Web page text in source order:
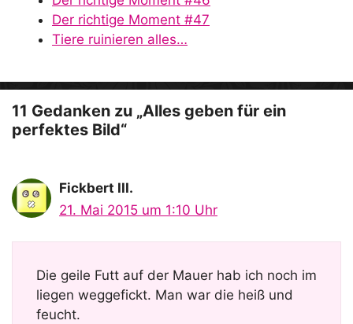
Der richtige Moment #47
Tiere ruinieren alles…
11 Gedanken zu „Alles geben für ein
perfektes Bild“
Fickbert III.
21. Mai 2015 um 1:10 Uhr
Die geile Futt auf der Mauer hab ich noch im
liegen weggefickt. Man war die heiß und
feucht.